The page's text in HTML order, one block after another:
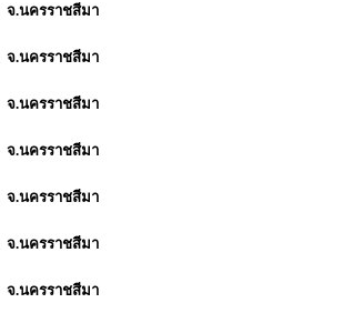
จ.นครราชสีมา
จ.นครราชสีมา
จ.นครราชสีมา
จ.นครราชสีมา
จ.นครราชสีมา
จ.นครราชสีมา
จ.นครราชสีมา